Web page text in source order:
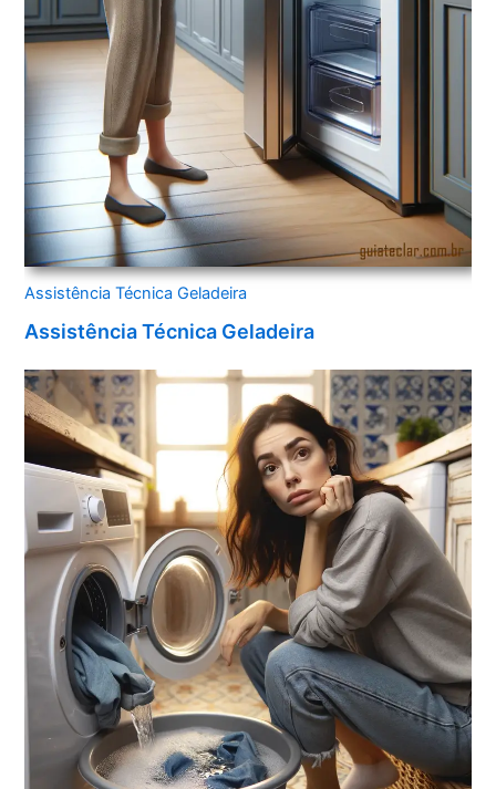
Assistência Técnica Geladeira
Assistência Técnica Geladeira